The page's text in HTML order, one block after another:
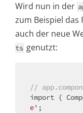
Wird nun in der
zum Beispiel das
auch der neue
ts genutzt:
//
import {
e'